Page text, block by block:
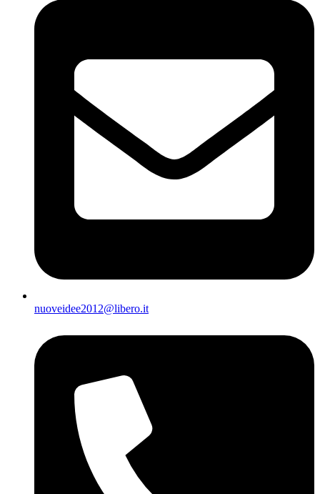
nuoveidee2012@libero.it